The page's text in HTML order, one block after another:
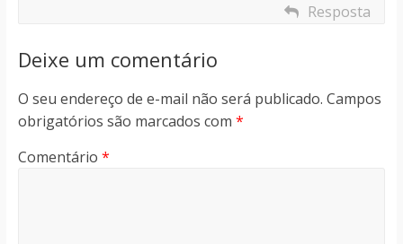
Resposta
Deixe um comentário
O seu endereço de e-mail não será publicado. Campos
obrigatórios são marcados com *
Comentário *